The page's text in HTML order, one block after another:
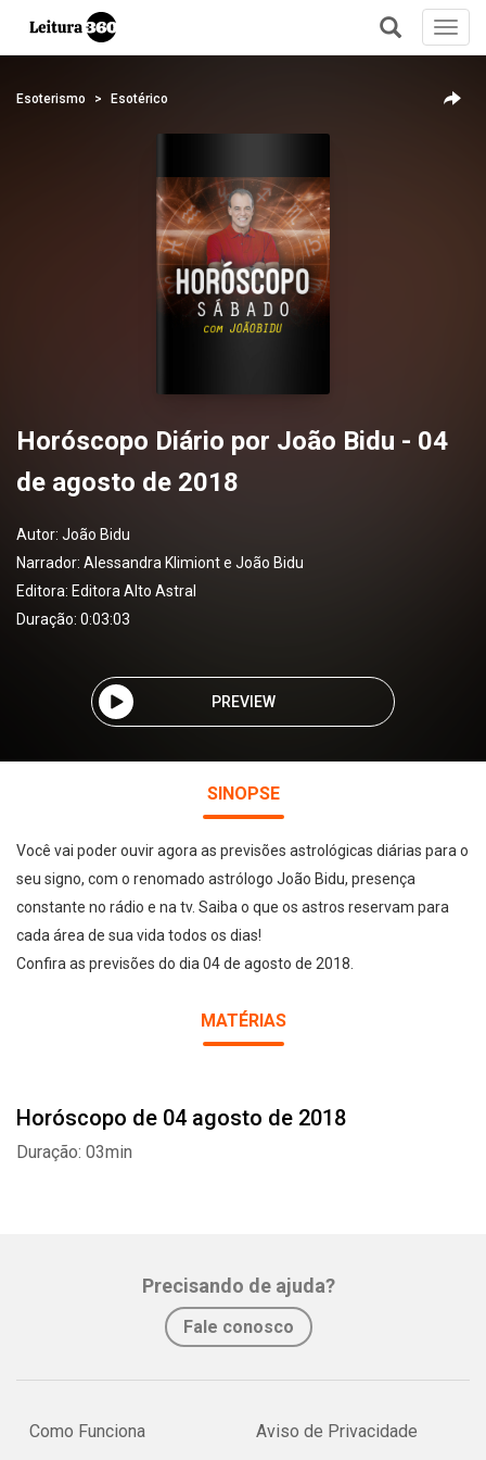
+
Esoterismo Esotérico
Horóscopo Diário por João Bidu - 04
de agosto de 2018
Autor: João Bidu
Narrador: Alessandra Klimiont e João Bidu
Editora: Editora Alto Astral
Duração: 0:03:03
PREVIEW
SINOPSE
Você vai poder ouvir agora as previsões astrológicas diárias para o
seu signo, com o renomado astrólogo João Bidu, presença
constante no rádio e na tv. Saiba o que os astros reservam para
cada área de sua vida todos os dias!
Confira as previsões do dia 04 de agosto de 2018.
MATÉRIAS
Horóscopo de 04 agosto de 2018
Duração: 03min
Precisando de ajuda?
Fale conosco
Como Funciona Aviso de Privacidade
Whatsapp Facebook Twitter